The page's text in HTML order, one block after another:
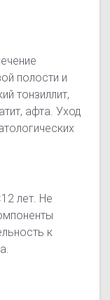
полости и
тонзиллит,
афта. Уход
лет. Не
к